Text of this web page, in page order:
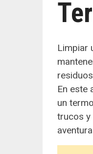
Limpiar
En este
un
trucos y